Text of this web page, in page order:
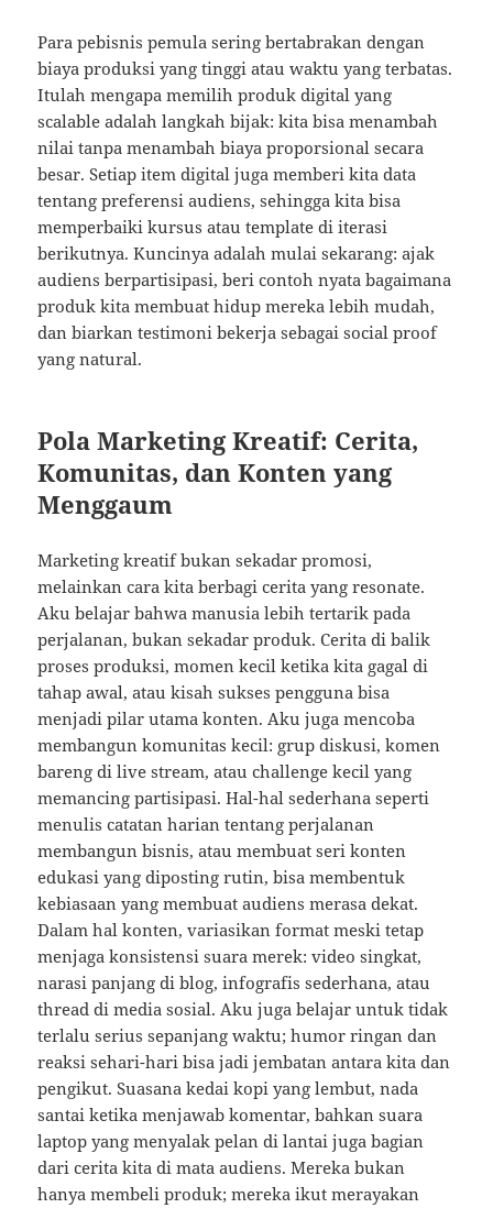
Para pebisnis pemula sering bertabrakan dengan
biaya produksi yang tinggi atau waktu yang terbatas.
Itulah mengapa memilih produk digital yang
scalable adalah langkah bijak: kita bisa menambah
nilai tanpa menambah biaya proporsional secara
besar. Setiap item digital juga memberi kita data
tentang preferensi audiens, sehingga kita bisa
memperbaiki kursus atau template di iterasi
berikutnya. Kuncinya adalah mulai sekarang: ajak
audiens berpartisipasi, beri contoh nyata bagaimana
produk kita membuat hidup mereka lebih mudah,
dan biarkan testimoni bekerja sebagai social proof
yang natural.
Pola Marketing Kreatif: Cerita,
Komunitas, dan Konten yang
Menggaum
Marketing kreatif bukan sekadar promosi,
melainkan cara kita berbagi cerita yang resonate.
Aku belajar bahwa manusia lebih tertarik pada
perjalanan, bukan sekadar produk. Cerita di balik
proses produksi, momen kecil ketika kita gagal di
tahap awal, atau kisah sukses pengguna bisa
menjadi pilar utama konten. Aku juga mencoba
membangun komunitas kecil: grup diskusi, komen
bareng di live stream, atau challenge kecil yang
memancing partisipasi. Hal-hal sederhana seperti
menulis catatan harian tentang perjalanan
membangun bisnis, atau membuat seri konten
edukasi yang diposting rutin, bisa membentuk
kebiasaan yang membuat audiens merasa dekat.
Dalam hal konten, variasikan format meski tetap
menjaga konsistensi suara merek: video singkat,
narasi panjang di blog, infografis sederhana, atau
thread di media sosial. Aku juga belajar untuk tidak
terlalu serius sepanjang waktu; humor ringan dan
reaksi sehari-hari bisa jadi jembatan antara kita dan
pengikut. Suasana kedai kopi yang lembut, nada
santai ketika menjawab komentar, bahkan suara
laptop yang menyalak pelan di lantai juga bagian
dari cerita kita di mata audiens. Mereka bukan
hanya membeli produk; mereka ikut merayakan